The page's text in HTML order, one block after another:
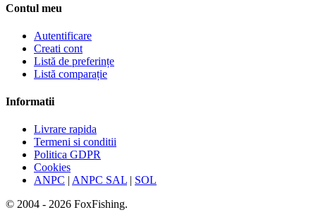
Contul meu
Autentificare
Creati cont
Listă de preferințe
Listă comparație
Informatii
Livrare rapida
Termeni si conditii
Politica GDPR
Cookies
ANPC | ANPC SAL | SOL
© 2004 - 2026 FoxFishing.